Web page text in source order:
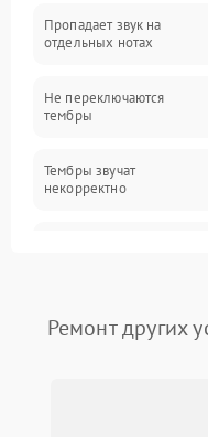
Оптика
Электроника
Пропадает звук на
отдельных нотах
Не переключаются
тембры
Тембры звучат
некорректно
Ремонт других